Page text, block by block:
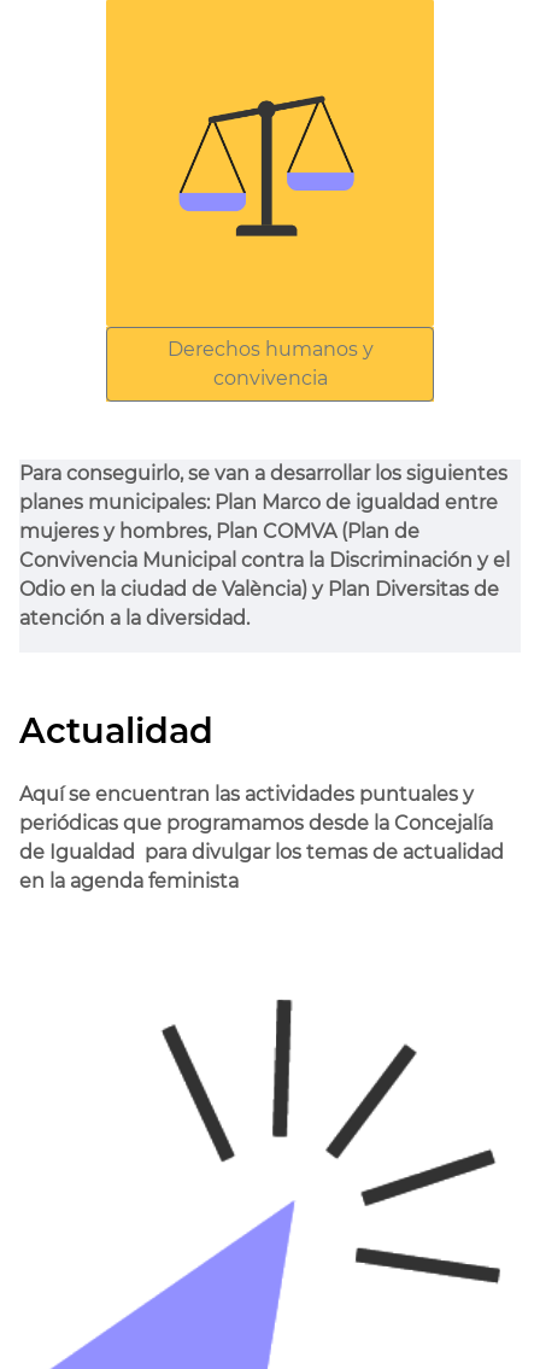
Derechos humanos y
convivencia
Para conseguirlo, se van a desarrollar los siguientes
planes municipales: Plan Marco de igualdad entre
mujeres y hombres, Plan COMVA (Plan de
Convivencia Municipal contra la Discriminación y el
Odio en la ciudad de València) y Plan Diversitas de
atención a la diversidad.
Actualidad
Aquí se encuentran las actividades puntuales y
periódicas que programamos desde la Concejalía
de Igualdad para divulgar los temas de actualidad
en la agenda feminista